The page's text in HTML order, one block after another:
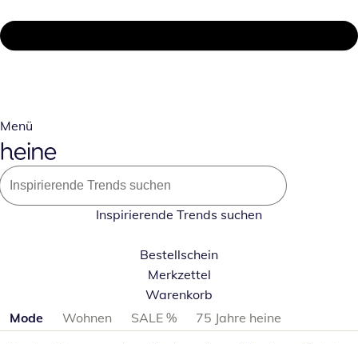
Menü
Inspirierende Trends suchen
Bestellschein
Merkzettel
Warenkorb
Produktkategorien überspringen
Mode Wohnen SALE %
75 Jahre heine